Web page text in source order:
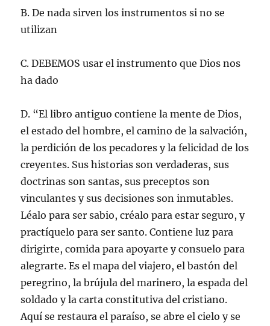
B. De nada sirven los instrumentos si no se
utilizan
C. DEBEMOS usar el instrumento que Dios nos
ha dado
D. “El libro antiguo contiene la mente de Dios,
el estado del hombre, el camino de la salvación,
la perdición de los pecadores y la felicidad de los
creyentes. Sus historias son verdaderas, sus
doctrinas son santas, sus preceptos son
vinculantes y sus decisiones son inmutables.
Léalo para ser sabio, créalo para estar seguro, y
practíquelo para ser santo. Contiene luz para
dirigirte, comida para apoyarte y consuelo para
alegrarte. Es el mapa del viajero, el bastón del
peregrino, la brújula del marinero, la espada del
soldado y la carta constitutiva del cristiano.
Aquí se restaura el paraíso, se abre el cielo y se